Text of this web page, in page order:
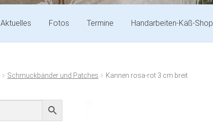
Aktuelles Fotos Termine Handarbeiten-Käß-Shop
Schmuckbänder und Patches Kannen rosa-rot 3 cm breit